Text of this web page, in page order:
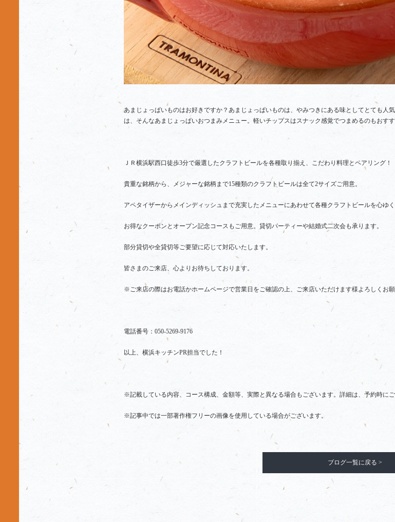
あまじょっぱいものはお好きですか？あまじょっぱいものは、やみつきにある味としてとても人
は、そんなあまじょっぱいおつまみメニュー。軽いチップスはスナック感覚でつまめるのもおす
ＪＲ横浜駅西口徒歩3分で厳選したクラフトビールを各種取り揃え、こだわり料理とペアリング！
貴重な銘柄から、メジャーな銘柄まで15種類のクラフトビールは全て2サイズご用意。
アペタイザーからメインディッシュまで充実したメニューにあわせて各種クラフトビールを心ゆく
お得なクーポンとオープン記念コースもご用意。貸切パーティーや結婚式二次会も承ります。
部分貸切や全貸切等ご要望に応じて対応いたします。
皆さまのご来店、心よりお待ちしております。
※ご来店の際はお電話かホームページで営業日をご確認の上、ご来店いただけます様よろしくお願
電話番号：050-5269-9176
以上、横浜キッチンPR担当でした！
※記載している内容、コース構成、金額等、実際と異なる場合もございます。詳細は、予約時にご
※記事中では一部著作権フリーの画像を使用している場合がございます。
ブログ一覧に戻る >